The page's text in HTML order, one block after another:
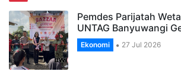
Pemdes Parijatah
UNTAG Banyuwangi
Ekonomi 27 Jul 2026